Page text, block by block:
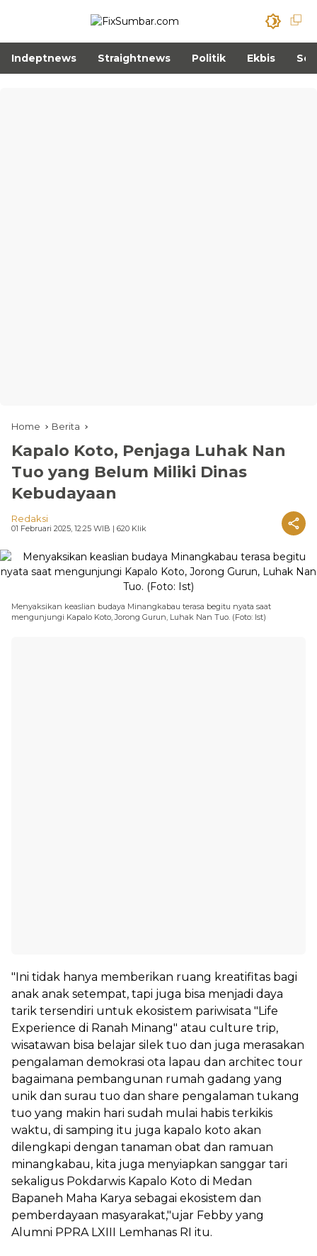
Indeptnews Straightnews Politik Ekbis
Home Berita
Kapalo Koto, Penjaga Luhak Nan
Tuo yang Belum Miliki Dinas
Kebudayaan
Redaksi
01 Februari 2025, 12:25 WIB | 620 Klik
Menyaksikan keaslian budaya Minangkabau terasa begitu nyata saat
mengunjungi Kapalo Koto, Jorong Gurun, Luhak Nan Tuo. (Foto: Ist)
"Ini tidak hanya memberikan ruang kreatifitas bagi
anak anak setempat, tapi juga bisa menjadi daya
tarik tersendiri untuk ekosistem pariwisata "Life
Experience di Ranah Minang" atau culture trip,
wisatawan bisa belajar silek tuo dan juga merasakan
pengalaman demokrasi ota lapau dan architec tour
bagaimana pembangunan rumah gadang yang
unik dan surau tuo dan share pengalaman tukang
tuo yang makin hari sudah mulai habis terkikis
waktu, di samping itu juga kapalo koto akan
dilengkapi dengan tanaman obat dan ramuan
minangkabau, kita juga menyiapkan sanggar tari
sekaligus Pokdarwis Kapalo Koto di Medan
Bapaneh Maha Karya sebagai ekosistem dan
pemberdayaan masyarakat,"ujar Febby yang
Alumni PPRA LXIII Lemhanas RI itu.